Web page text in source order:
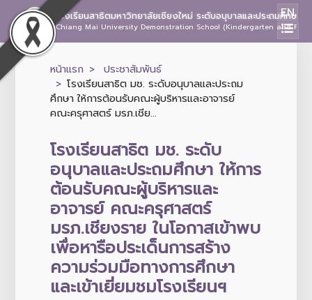
โรงเรียนสาธิตมหาวิทยาลัยเชียงใหม่ ระดับอนุบาลและประถมศึกษา
Chiang Mai University Demonstration School (Kindergarten and
EN
หน้าแรก
ประชาสัมพันธ์
โรงเรียนสาธิต มช. ระดับอนุบาลและประถม
ศึกษา ให้การต้อนรับคณะผู้บริหารและอาจารย์
คณะครุศาสตร์ มรภ.เชีย...
โรงเรียนสาธิต มช. ระดับ
อนุบาลและประถมศึกษา ให้การ
ต้อนรับคณะผู้บริหารและ
อาจารย์ คณะครุศาสตร์
มรภ.เชียงราย ในโอกาสเข้าพบ
เพื่อหารือประเด็นการสร้าง
ความร่วมมือทางการศึกษา
และเข้าเยี่ยมชมโรงเรียนฯ